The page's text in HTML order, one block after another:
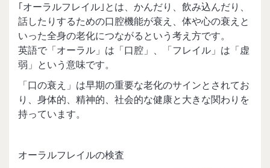
｢オーラルフレイル｣とは、かんだり、飲み込んだり、
話したりするための口腔機能が衰え、体や心の衰えと
いった全身の老化につながるという考え方です。
英語で「オーラル」は「口腔」、「フレイル」は「虚
弱」という意味です。
「口の衰え」は早期の重要な老化のサインとされてお
り、身体的、精神的、社会的な健康と大きな関わりを
持っています。
オーラルフレイルの検査